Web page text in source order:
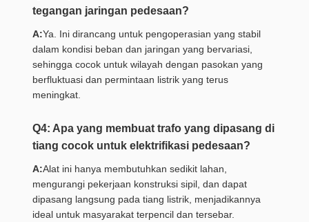
tegangan jaringan pedesaan?
A:Ya. Ini dirancang untuk pengoperasian yang stabil
dalam kondisi beban dan jaringan yang bervariasi,
sehingga cocok untuk wilayah dengan pasokan yang
berfluktuasi dan permintaan listrik yang terus
meningkat.
Q4: Apa yang membuat trafo yang dipasang di
tiang cocok untuk elektrifikasi pedesaan?
A:Alat ini hanya membutuhkan sedikit lahan,
mengurangi pekerjaan konstruksi sipil, dan dapat
dipasang langsung pada tiang listrik, menjadikannya
ideal untuk masyarakat terpencil dan tersebar.